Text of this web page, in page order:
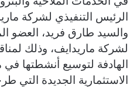
الرئيس التنفيذي لشركة
والسيد طارق فريد، العضو
لشركة ماريدايف، وذلك
الهادفة لتوسيع أنشطتها
الاستثمارية الجديدة التي